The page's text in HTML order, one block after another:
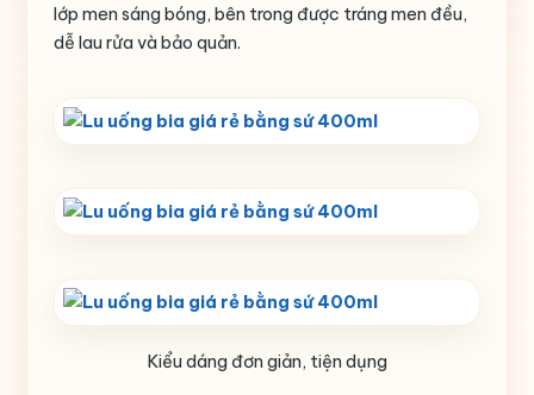
lớp men sáng bóng, bên trong được tráng men đều,
dễ lau rửa và bảo quản.
Kiểu dáng đơn giản, tiện dụng